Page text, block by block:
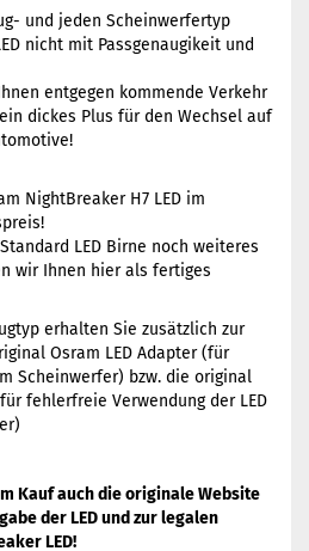
und jeden Scheinwerfertyp
nicht mit Passgenaugikeit und
entgegen kommende Verkehr
dickes Plus für den Wechsel auf
NightBreaker H7 LED im
LED Birne noch weiteres
wir Ihnen hier als fertiges
erhalten Sie zusätzlich zur
Osram LED Adapter (für
Scheinwerfer) bzw. die original
fehlerfreie Verwendung der LED
Kauf auch die originale Website
der LED und zur legalen
LED!